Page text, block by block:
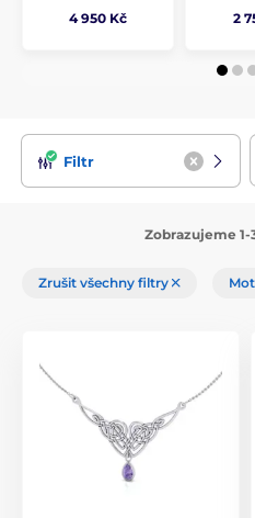
4 950 Kč
2
Filtr
Zobrazujeme
Zrušit všechny filtry